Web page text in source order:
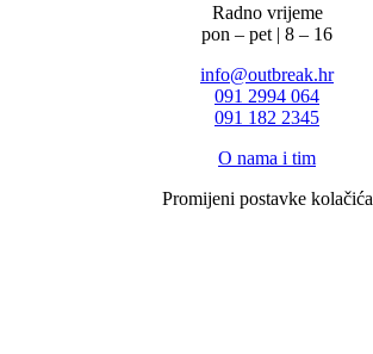
Radno vrijeme
pon – pet | 8 – 16
info@outbreak.hr
‪091 2994 064
091 182 2345
O nama i tim
Promijeni postavke kolačića